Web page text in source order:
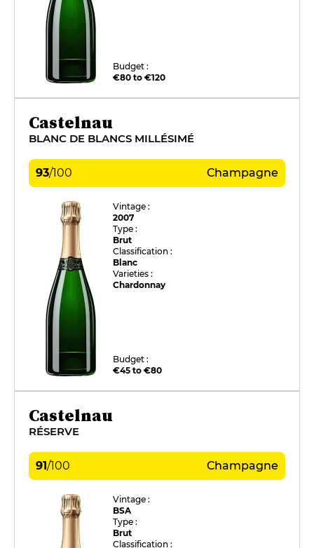
Budget :
€80 to €120
Castelnau
BLANC DE BLANCS MILLÉSIMÉ
93/100 Champagne
Vintage :
2007
Type :
Brut
Classification :
Blanc
Varieties :
Chardonnay
Budget :
€45 to €80
Castelnau
RÉSERVE
91/100 Champagne
Vintage :
BSA
Type :
Brut
Classification :